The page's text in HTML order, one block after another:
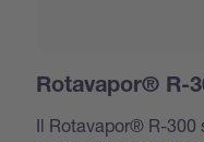
Rotavapor® R-
Il Rotavapor® R-300